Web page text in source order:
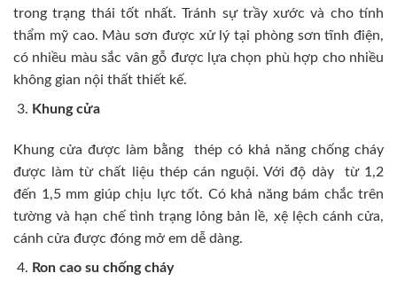
trong trạng thái tốt nhất. Tránh sự trầy xước và cho tính
thẩm mỹ cao. Màu sơn được xử lý tại phòng sơn tĩnh điện,
có nhiều màu sắc vân gỗ được lựa chọn phù hợp cho nhiều
không gian nội thất thiết kế.
Khung cửa
Khung cửa được làm bằng thép có khả năng chống cháy
được làm từ chất liệu thép cán nguội. Với độ dày từ 1,2
đến 1,5 mm giúp chịu lực tốt. Có khả năng bám chắc trên
tường và hạn chế tình trạng lỏng bản lề, xệ lệch cánh cửa,
cánh cửa được đóng mở em dễ dàng.
Ron cao su chống cháy